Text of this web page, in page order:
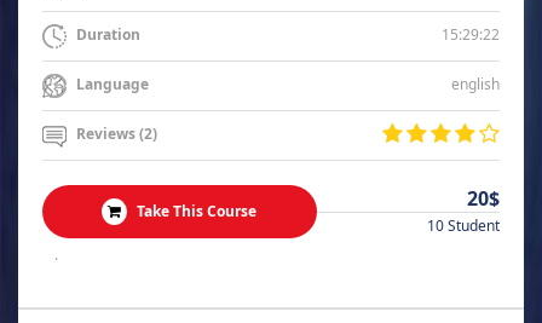
Duration 15:29:22
Language english
Reviews (2)
Take This Course 20$
10 Student
.